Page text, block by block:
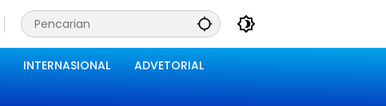
INTERNASIONAL ADVETORIAL